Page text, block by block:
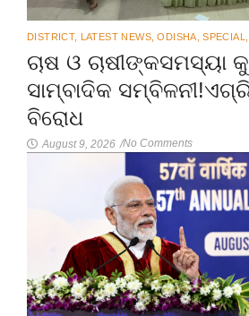
DISTRICT, LATEST NEWS ODISHA SPECIAL
ଚାଷ ଓ ଚାଷୀଙ୍କସମସ୍ୟା
ସାମ୍ବାଦିକ
ବିରୋଧ
August 9, 2026 /No Comments